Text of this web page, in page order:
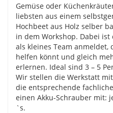
Gemüse oder
liebsten aus einem
Hochbeet aus Holz selber
in dem Workshop. Dabei
als kleines Team anmeldet,
helfen könnt und gleich
erlernen. Ideal sind 3 – 5
Wir stellen die Werkstatt
die entsprechende
einen Akku-Schrauber mit:
`s.